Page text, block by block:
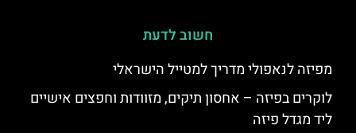
חשוב לדעת
מפיזה לנאפולי מדריך למטייל הישראלי
לוקרים בפיזה – אחסון תיקים, מזוודות וחפצים אישיים
ליד מגדל פיזה